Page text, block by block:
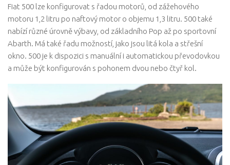
Fiat 500 lze konfigurovat s řadou motorů, od zážehového
motoru 1,2 litru po naftový motor o objemu 1,3 litru. 500 také
nabízí různé úrovně výbavy, od základního Pop až po sportovní
Abarth. Má také řadu možností, jako jsou litá kola a střešní
okno. 500 je k dispozici s manuální i automatickou převodovkou
a může být konfigurován s pohonem dvou nebo čtyř kol.